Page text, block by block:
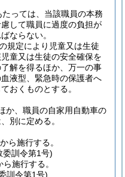
っては、当該職員の本務
して職員に過度の負担が
ならない。
規定により児童又は生徒
童又は生徒の安全確保を
解を得るほか、万一の事
液型、緊急時の保護者へ
おくものとする。
か、職員の自家用自動車の
別に定める。
ら施行する。
委訓令第1号)
施行する。
訓令第1号)